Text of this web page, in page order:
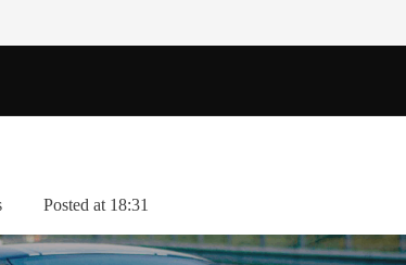
Posted at 18:31